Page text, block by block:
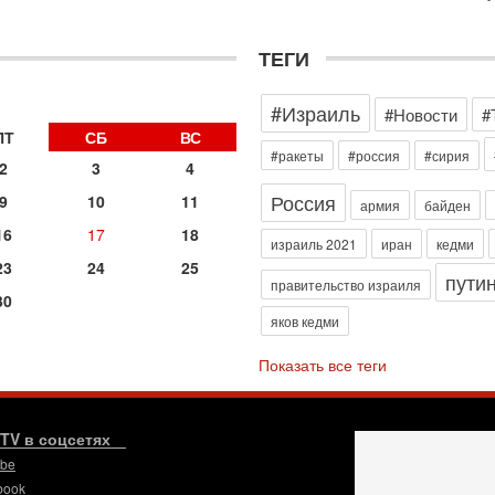
СБ
ВС
2 3
4
9 10
11
17
18
24
25
ТЕГИ
#Израиль
#Новости
#ракеты #россия #сирия
Россия армия байден
израиль 2021 иран кедми
правительство израиля путин
яков кедми
Показать все теги
в соцсетях